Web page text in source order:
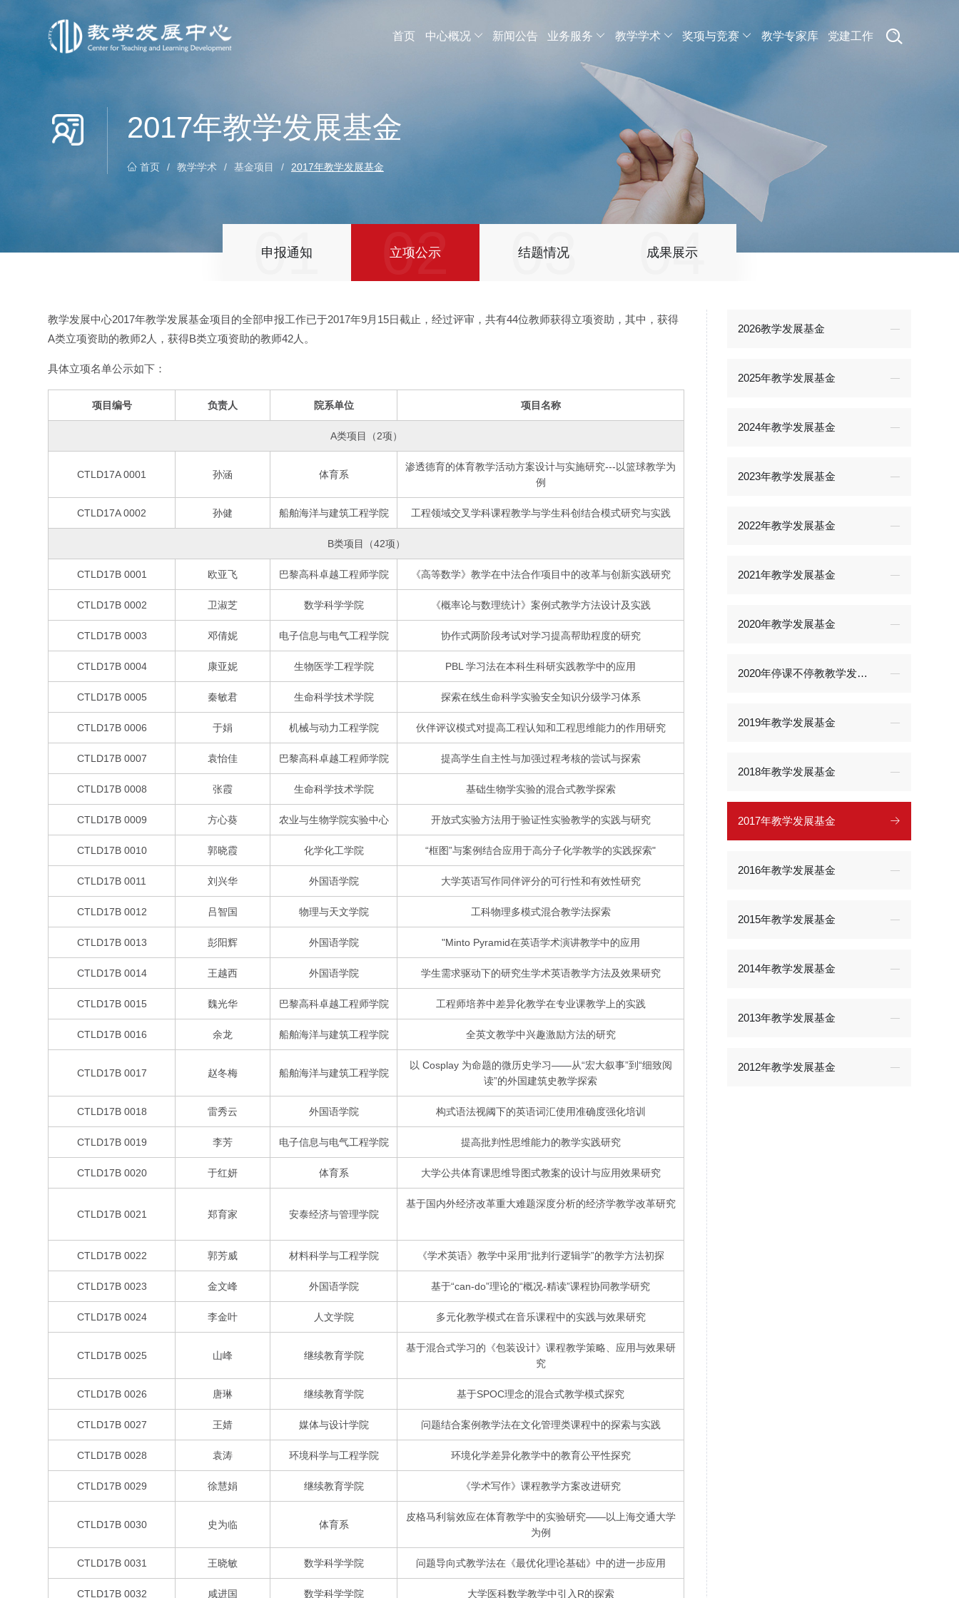
首页 中心概况 新闻公告 业务服务 教学学术 奖项与竞赛 教学专家库 党建工作
2017年教学发展基金
首页 / 教学学术 / 基金项目 / 2017年教学发展基金
01
申报通知 02
立项公示 03
结题情况 04
成果展示
教学发展中心2017年教学发展基金项目的全部申报工作已于2017年9月15日截止，经过评审，共有44位教师获得立项资助，其中，获得
A类立项资助的教师2人，获得B类立项资助的教师42人。
具体立项名单公示如下：
项目编号 负责人 院系单位 项目名称
A类项目（2项）
CTLD17A 0001 孙涵 体育系
渗透德育的体育教学活动方案设计与实施研究---以篮球教学为
例
CTLD17A 0002 孙健 船舶海洋与建筑工程学院 工程领域交叉学科课程教学与学生科创结合模式研究与实践
B类项目（42项）
CTLD17B 0001 欧亚飞 巴黎高科卓越工程师学院 《高等数学》教学在中法合作项目中的改革与创新实践研究
CTLD17B 0002 卫淑芝 数学科学学院 《概率论与数理统计》案例式教学方法设计及实践
CTLD17B 0003 邓倩妮 电子信息与电气工程学院 协作式两阶段考试对学习提高帮助程度的研究
CTLD17B 0004 康亚妮 生物医学工程学院 PBL 学习法在本科生科研实践教学中的应用
CTLD17B 0005 秦敏君 生命科学技术学院 探索在线生命科学实验安全知识分级学习体系
CTLD17B 0006 于娟 机械与动力工程学院 伙伴评议模式对提高工程认知和工程思维能力的作用研究
CTLD17B 0007 袁怡佳 巴黎高科卓越工程师学院 提高学生自主性与加强过程考核的尝试与探索
CTLD17B 0008 张霞 生命科学技术学院 基础生物学实验的混合式教学探索
CTLD17B 0009 方心葵 农业与生物学院实验中心 开放式实验方法用于验证性实验教学的实践与研究
CTLD17B 0010 郭晓霞 化学化工学院 “框图”与案例结合应用于高分子化学教学的实践探索"
CTLD17B 0011 刘兴华 外国语学院 大学英语写作同伴评分的可行性和有效性研究
CTLD17B 0012 吕智国 物理与天文学院 工科物理多模式混合教学法探索
CTLD17B 0013 彭阳辉 外国语学院 "Minto Pyramid在英语学术演讲教学中的应用
CTLD17B 0014 王越西 外国语学院 学生需求驱动下的研究生学术英语教学方法及效果研究
CTLD17B 0015 魏光华 巴黎高科卓越工程师学院 工程师培养中差异化教学在专业课教学上的实践
CTLD17B 0016 余龙 船舶海洋与建筑工程学院 全英文教学中兴趣激励方法的研究
CTLD17B 0017 赵冬梅 船舶海洋与建筑工程学院
以 Cosplay 为命题的微历史学习——从“宏大叙事”到“细致阅
读”的外国建筑史教学探索
CTLD17B 0018 雷秀云 外国语学院 构式语法视阈下的英语词汇使用准确度强化培训
CTLD17B 0019 李芳 电子信息与电气工程学院 提高批判性思维能力的教学实践研究
CTLD17B 0020 于红妍 体育系 大学公共体育课思维导图式教案的设计与应用效果研究
CTLD17B 0021 郑育家 安泰经济与管理学院
基于国内外经济改革重大难题深度分析的经济学教学改革研究
CTLD17B 0022 郭芳威 材料科学与工程学院 《学术英语》教学中采用“批判行逻辑学”的教学方法初探
CTLD17B 0023 金文峰 外国语学院 基于“can-do”理论的“概况-精读”课程协同教学研究
CTLD17B 0024 李金叶 人文学院 多元化教学模式在音乐课程中的实践与效果研究
CTLD17B 0025 山峰 继续教育学院
基于混合式学习的《包装设计》课程教学策略、应用与效果研
究
CTLD17B 0026 唐琳 继续教育学院 基于SPOC理念的混合式教学模式探究
CTLD17B 0027 王婧 媒体与设计学院 问题结合案例教学法在文化管理类课程中的探索与实践
CTLD17B 0028 袁涛 环境科学与工程学院 环境化学差异化教学中的教育公平性探究
CTLD17B 0029 徐慧娟 继续教育学院 《学术写作》课程教学方案改进研究
CTLD17B 0030 史为临 体育系
皮格马利翁效应在体育教学中的实验研究——以上海交通大学
为例
CTLD17B 0031 王晓敏 数学科学学院 问题导向式教学法在《最优化理论基础》中的进一步应用
CTLD17B 0032 咸进国 数学科学学院 大学医科数学教学中引入R的探索
2026教学发展基金
2025年教学发展基金
2024年教学发展基金
2023年教学发展基金
2022年教学发展基金
2021年教学发展基金
2020年教学发展基金
2020年停课不停教教学发展专项基金
2019年教学发展基金
2018年教学发展基金
2017年教学发展基金
2016年教学发展基金
2015年教学发展基金
2014年教学发展基金
2013年教学发展基金
2012年教学发展基金